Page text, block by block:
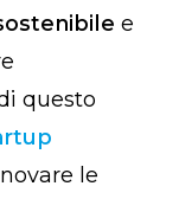
e
questo
le